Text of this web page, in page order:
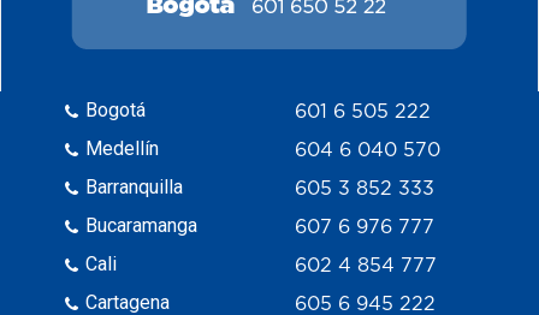
Bogotá
Medellín
Barranquilla
Bucaramanga
Cali
Cartagena
601 6 505 222
604 6 040 570
605 3 852 333
607 6 976 777
602 4 854 777
605 6 945 222